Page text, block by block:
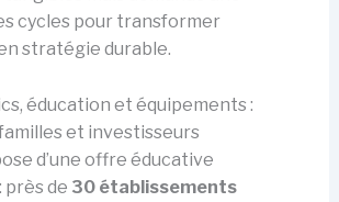
cycles pour transformer
stratégie durable.
éducation et équipements :
et investisseurs
d’une offre éducative
près de 30 établissements